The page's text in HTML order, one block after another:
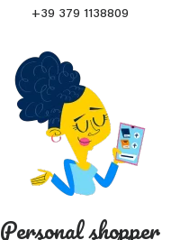
+39 379 1138809
Personal shopper